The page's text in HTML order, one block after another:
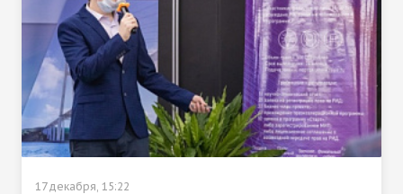
17 декабря, 15:22